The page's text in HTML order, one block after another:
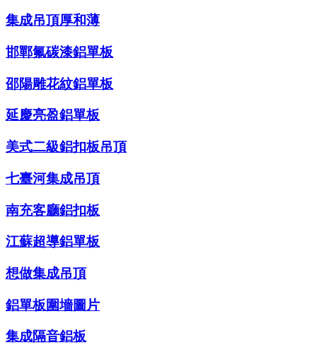
集成吊頂厚和薄
邯鄲氟碳漆鋁單板
邵陽雕花紋鋁單板
延慶亮盈鋁單板
美式二級鋁扣板吊頂
七臺河集成吊頂
南充客廳鋁扣板
江蘇超導鋁單板
想做集成吊頂
鋁單板圍墻圖片
集成隔音鋁板